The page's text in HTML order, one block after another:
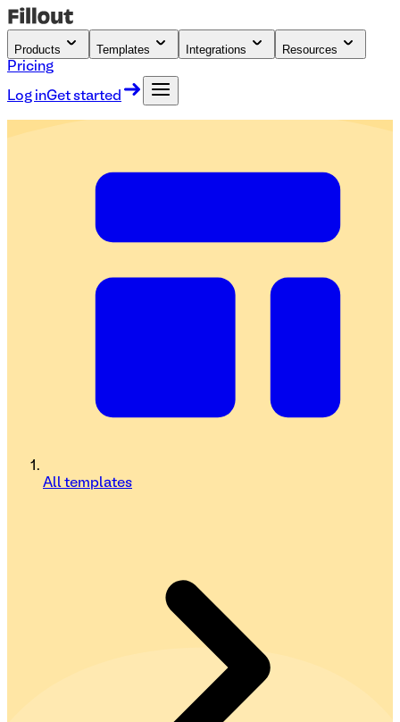
Products Templates Integrations Resources
Pricing
Log inGet started
All templates